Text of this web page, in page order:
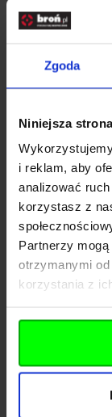
Zgoda
Niniejsza
i reklam, aby
analizować
korzystasz z
Partnerzy
otrzymanymi
korzystania z
Symbol
Kod SKU
EAN